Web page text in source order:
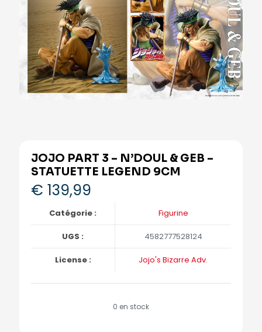
JOJO PART 3 – N’DOUL & GEB –
STATUETTE LEGEND 9CM
€ 139,99
Catégorie : Figurine
UGS : 4582777528124
License : Jojo's Bizarre Adv.
0 en stock